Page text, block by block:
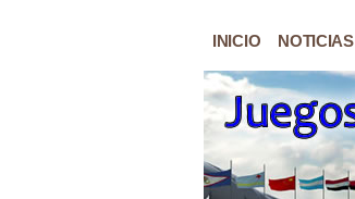
INICIO NOTICIAS